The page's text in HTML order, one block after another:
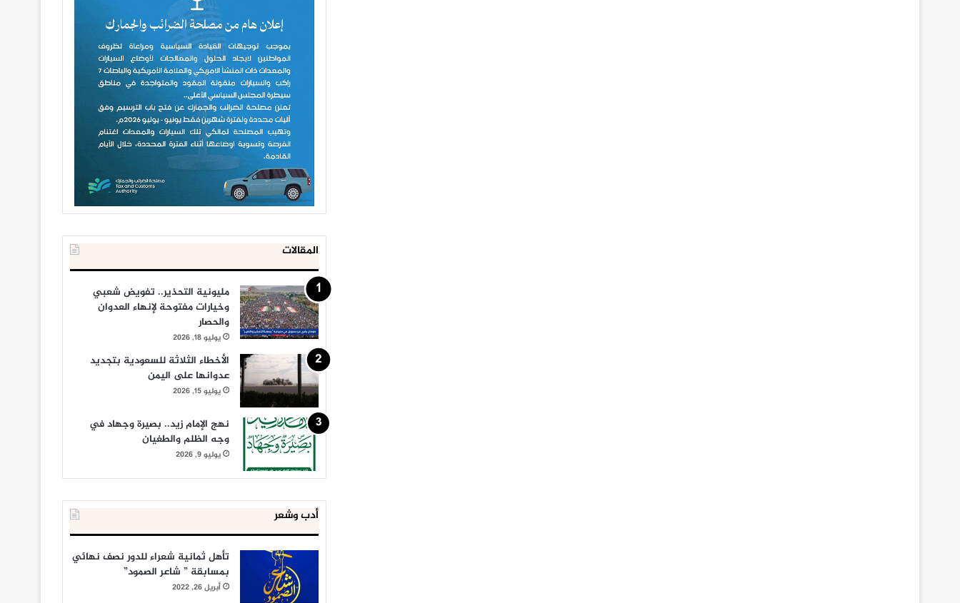
المقالات
مليونية التحذير.. تفويض شعبي
وخيارات مفتوحة لإنهاء العدوان
والحصار
يوليو 18, 2026
الأخطاء الثلاثة للسعودية بتجديد
عدوانها على اليمن
يوليو 15, 2026
نهج الإمام زيد.. بصيرة وجهاد في
وجه الظلم والطغيان
يوليو 9, 2026
أدب وشعر
تأهل ثمانية شعراء للدور نصف نهائي
بمسابقة ” شاعر الصمود”
أبريل 26, 2022